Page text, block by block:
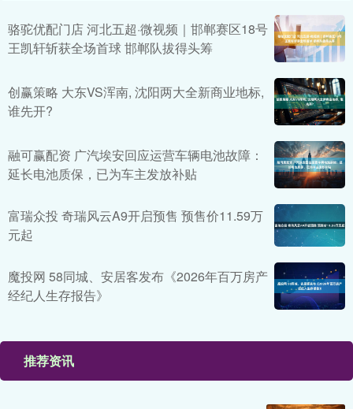
骆驼优配门店 河北五超·微视频｜邯郸赛区18号
王凯轩斩获全场首球 邯郸队拔得头筹
创赢策略 大东VS浑南, 沈阳两大全新商业地标,
谁先开?
融可赢配资 广汽埃安回应运营车辆电池故障：
延长电池质保，已为车主发放补贴
富瑞众投 奇瑞风云A9开启预售 预售价11.59万
元起
魔投网 58同城、安居客发布《2026年百万房产
经纪人生存报告》
推荐资讯